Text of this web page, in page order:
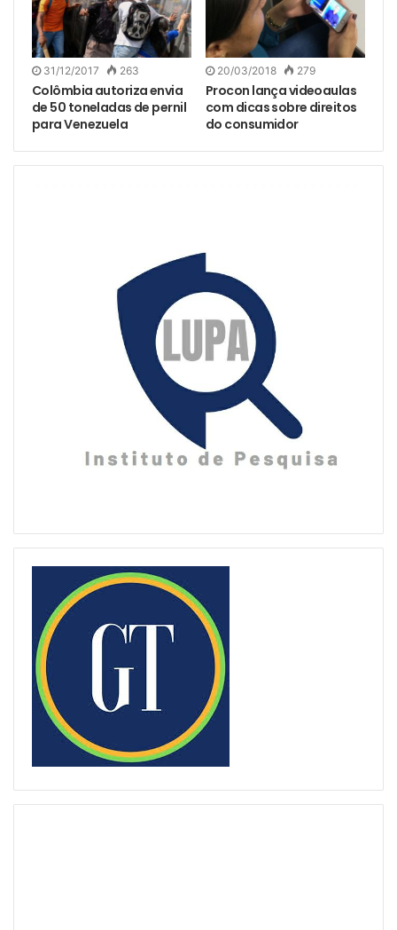
31/12/2017 263
Colômbia autoriza envia
de 50 toneladas de pernil
para Venezuela
20/03/2018 279
Procon lança videoaulas
com dicas sobre direitos
do consumidor